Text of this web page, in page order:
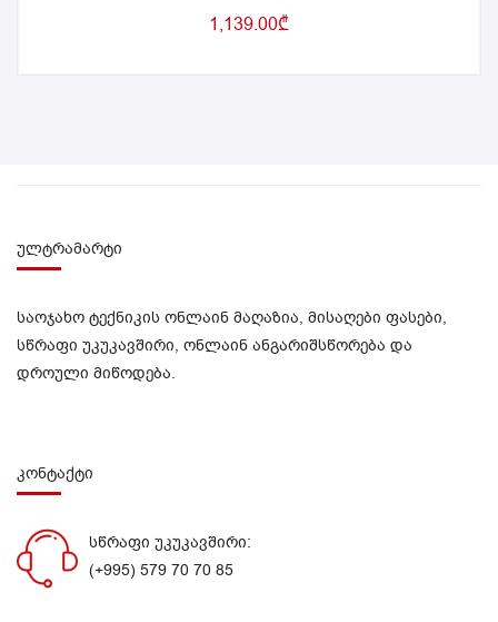
1,139.00₾
ულტრამარტი
საოჯახო ტექნიკის ონლაინ მაღაზია, მისაღები ფასები,
სწრაფი უკუკავშირი, ონლაინ ანგარიშსწორება და
დროული მიწოდება.
კონტაქტი
სწრაფი უკუკავშირი:
(+995) 579 70 70 85